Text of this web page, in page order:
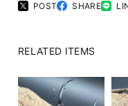
POST SHARE
RELATED ITEMS